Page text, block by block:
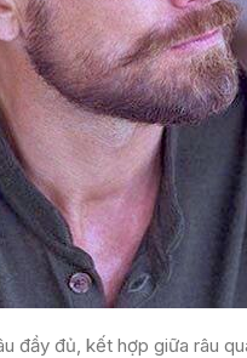
đầy đủ, kết hợp giữa râu